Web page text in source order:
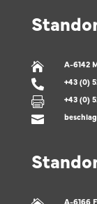
 A-6142
 +43 (0)
 +43 (0)

A-6166